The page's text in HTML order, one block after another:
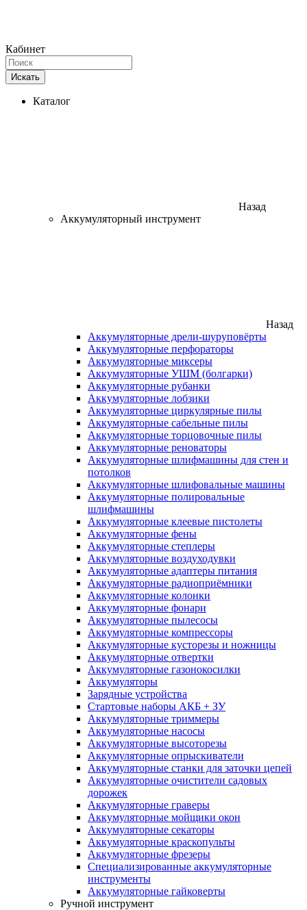
Кабинет
Искать
Каталог
Назад
Аккумуляторный инструмент
Назад
Аккумуляторные дрели-шуруповёрты
Аккумуляторные перфораторы
Аккумуляторные миксеры
Аккумуляторные УШМ (болгарки)
Аккумуляторные рубанки
Аккумуляторные лобзики
Аккумуляторные циркулярные пилы
Аккумуляторные сабельные пилы
Аккумуляторные торцовочные пилы
Аккумуляторные реноваторы
Аккумуляторные шлифмашины для стен и
потолков
Аккумуляторные шлифовальные машины
Аккумуляторные полировальные
шлифмашины
Аккумуляторные клеевые пистолеты
Аккумуляторные фены
Аккумуляторные степлеры
Аккумуляторные воздуходувки
Аккумуляторные адаптеры питания
Аккумуляторные радиоприёмники
Аккумуляторные колонки
Аккумуляторные фонари
Аккумуляторные пылесосы
Аккумуляторные компрессоры
Аккумуляторные кусторезы и ножницы
Аккумуляторные отвертки
Аккумуляторные газонокосилки
Аккумуляторы
Зарядные устройства
Стартовые наборы АКБ + ЗУ
Аккумуляторные триммеры
Аккумуляторные насосы
Аккумуляторные высоторезы
Аккумуляторные опрыскиватели
Аккумуляторные станки для заточки цепей
Аккумуляторные очистители садовых
дорожек
Аккумуляторные граверы
Аккумуляторные мойщики окон
Аккумуляторные секаторы
Аккумуляторные краскопульты
Аккумуляторные фрезеры
Специализированные аккумуляторные
инструменты
Аккумуляторные гайковерты
Ручной инструмент